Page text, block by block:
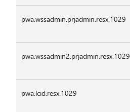
pwa.wssadmin.prjadmin.resx.1029
pwa.wssadmin2.prjadmin.resx.1029
pwa.lcid.resx.1029